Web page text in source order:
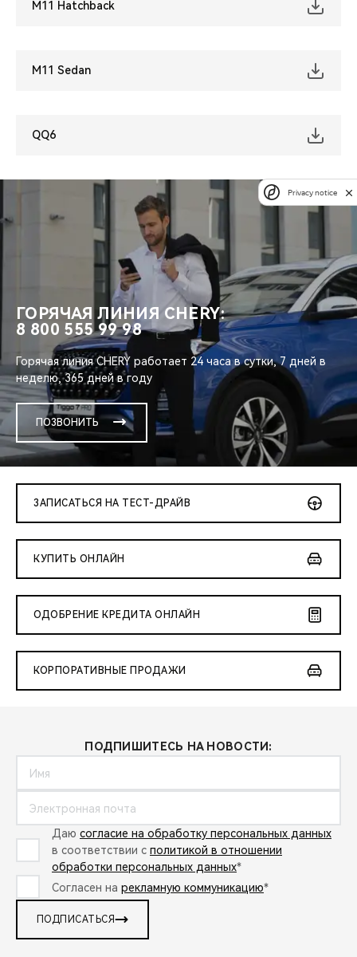
M11 Hatchback
M11 Sedan
QQ6
ГОРЯЧАЯ ЛИНИЯ CHERY:
8 800 555 99 98
Горячая линия CHERY работает 24 часа в сутки, 7 дней в
неделю, 365 дней в году
ПОЗВОНИТЬ
ЗАПИСАТЬСЯ НА ТЕСТ-ДРАЙВ
КУПИТЬ ОНЛАЙН
ОДОБРЕНИЕ КРЕДИТА ОНЛАЙН
КОРПОРАТИВНЫЕ ПРОДАЖИ
ПОДПИШИТЕСЬ НА НОВОСТИ:
Даю согласие на обработку персональных данных
в соответствии с политикой в отношении
обработки персональных данных*
Согласен на рекламную коммуникацию*
ПОДПИСАТЬСЯ
Privacy notice